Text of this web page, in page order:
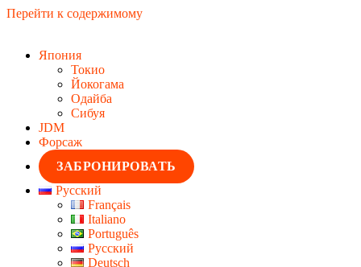
Перейти к содержимому
Япония
Токио
Йокогама
Одайба
Сибуя
JDM
Форсаж
ЗАБРОНИРОВАТЬ
Русский
Français
Italiano
Português
Русский
Deutsch